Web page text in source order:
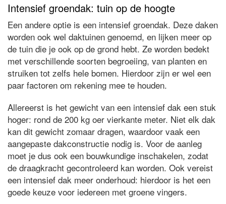
Intensief groendak: tuin op de hoogte
Een andere optie is een intensief groendak. Deze daken
worden ook wel daktuinen genoemd, en lijken meer op
de tuin die je ook op de grond hebt. Ze worden bedekt
met verschillende soorten begroeiing, van planten en
struiken tot zelfs hele bomen. Hierdoor zijn er wel een
paar factoren om rekening mee te houden.
Allereerst is het gewicht van een intensief dak een stuk
hoger: rond de 200 kg oer vierkante meter. Niet elk dak
kan dit gewicht zomaar dragen, waardoor vaak een
aangepaste dakconstructie nodig is. Voor de aanleg
moet je dus ook een bouwkundige inschakelen, zodat
de draagkracht gecontroleerd kan worden. Ook vereist
een intensief dak meer onderhoud: hierdoor is het een
goede keuze voor iedereen met groene vingers.